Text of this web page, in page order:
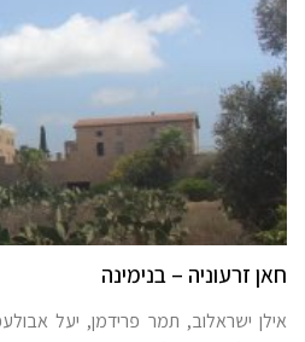
חאן זרעוניה – בנימינה